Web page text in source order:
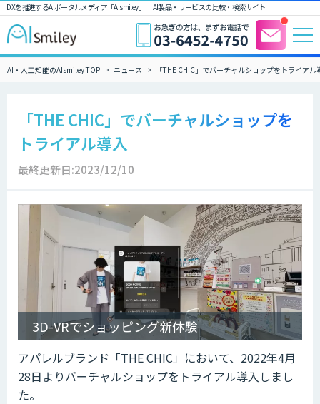
DXを推進するAIポータルメディア「AIsmiley」｜ AI製品・サービスの比較・検索サイト
AI・人工知能のAIsmiley TOP ニュース 「THE CHIC」でバーチャルショップをトライアル
「THE CHIC」でバーチャルショップを
トライアル導入
最終更新日:2023/12/10
3D-VRでショッピング新体験
アパレルブランド「THE CHIC」において、2022年4月
28日よりバーチャルショップをトライアル導入しまし
た。